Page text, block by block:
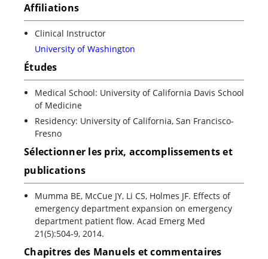
Affiliations
Clinical Instructor
University of Washington
Études
Medical School: University of California Davis School
of Medicine
Residency: University of California, San Francisco-
Fresno
Sélectionner les prix, accomplissements et
publications
Mumma BE, McCue JY, Li CS, Holmes JF. Effects of
emergency department expansion on emergency
department patient flow. Acad Emerg Med
21(5):504-9, 2014.
Chapitres des Manuels et commentaires